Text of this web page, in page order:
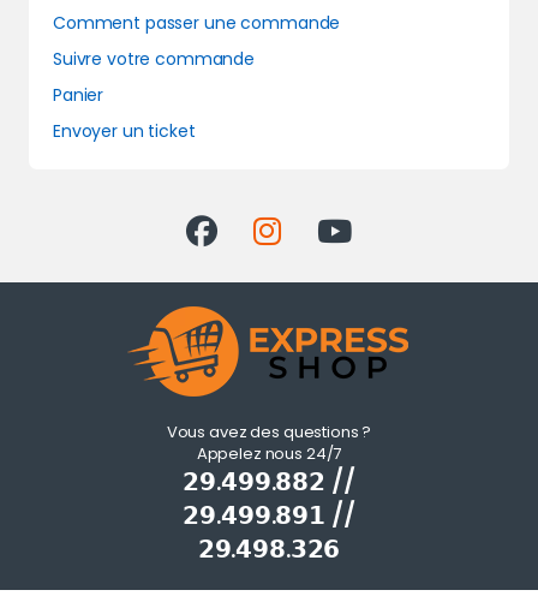
Comment passer une commande
Suivre votre commande
Panier
Envoyer un ticket
Vous avez des questions ?
Appelez nous 24/7
𝟮𝟵.𝟰𝟵𝟵.𝟴𝟴𝟮 //
𝟮𝟵.𝟰𝟵𝟵.𝟴𝟵𝟭 //
𝟮𝟵.𝟰𝟵𝟴.𝟯𝟮𝟲